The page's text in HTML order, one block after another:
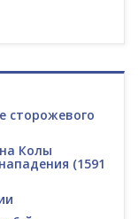
сторожевого
Колы
(1591